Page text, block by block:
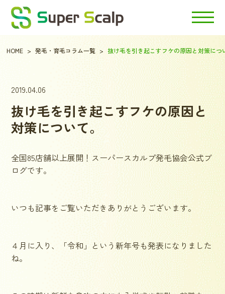
HOME 発毛・育毛コラム一覧 抜け毛を引き起こすフケの原因と対策につ
2019.04.06
抜け毛を引き起こすフケの原因と
対策について。
全国85店舗以上展開！スーパースカルプ発毛協会公式ブ
ログです。
いつも記事をご覧いただきありがとうございます。
４月に入り、「令和」という新年号も発表になりました
ね。